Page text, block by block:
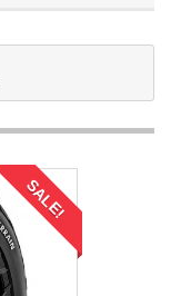
SALE!